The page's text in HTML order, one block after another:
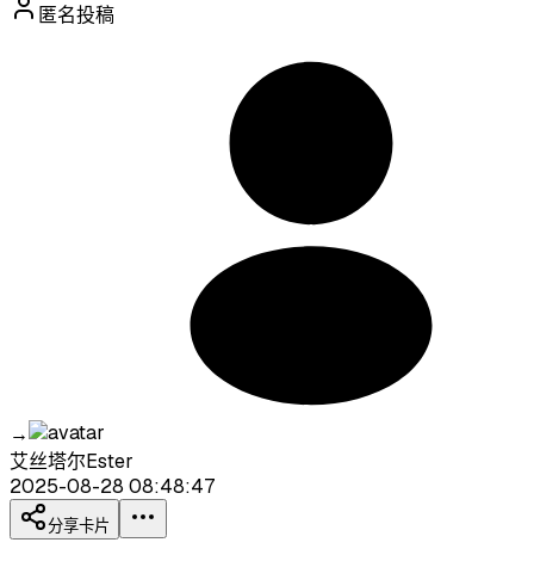
匿名投稿
→
艾丝塔尔Ester
2025-08-28 08:48:47
分享卡片